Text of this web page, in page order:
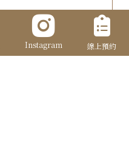
Instagram 線上預約